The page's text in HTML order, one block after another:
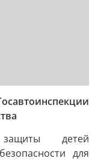
детей
для